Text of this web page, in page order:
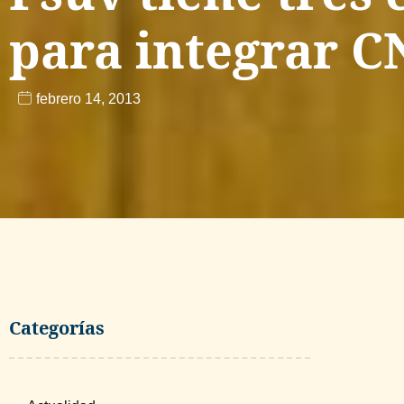
para integrar
febrero 14, 2013
Categorías